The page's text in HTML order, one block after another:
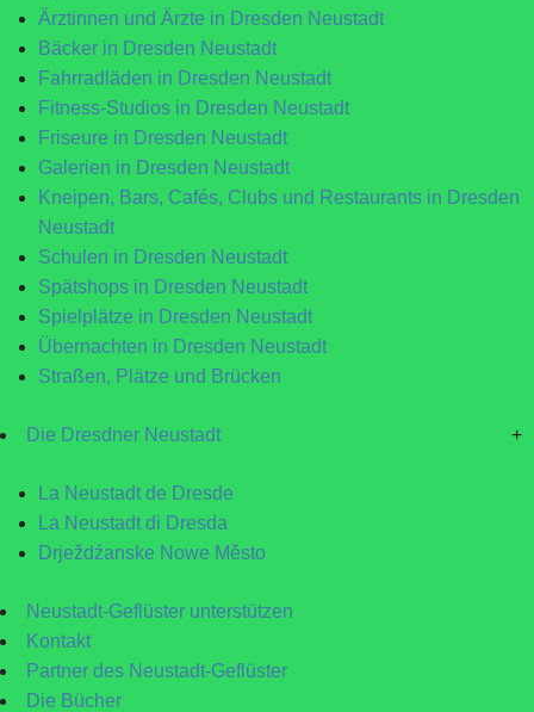
Ärztinnen und Ärzte in Dresden Neustadt
Bäcker in Dresden Neustadt
Fahrradläden in Dresden Neustadt
Fitness-Studios in Dresden Neustadt
Friseure in Dresden Neustadt
Galerien in Dresden Neustadt
Kneipen, Bars, Cafés, Clubs und Restaurants in Dresden
Neustadt
Schulen in Dresden Neustadt
Spätshops in Dresden Neustadt
Spielplätze in Dresden Neustadt
Übernachten in Dresden Neustadt
Straßen, Plätze und Brücken
Die Dresdner Neustadt +
La Neustadt de Dresde
La Neustadt di Dresda
Drježdźanske Nowe Město
Neustadt-Geflüster unterstützen
Kontakt
Partner des Neustadt-Geflüster
Die Bücher